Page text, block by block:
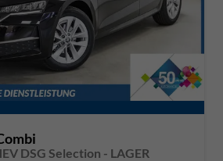
DSG Selection - LAGER